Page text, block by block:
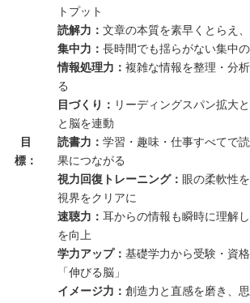
目
標：
トプット
読解力：文章の本質を素早くとらえ
集中力：長時間でも揺らがない集中
情報処理力：複雑な情報を整理・分
る
目づくり： リーディングスパン拡大
と脳を連動
読書力：学習・趣味・仕事すべてで
果につながる
視力回復トレーニング： 眼の柔軟性
視界をクリアに
速聴力：耳からの情報も瞬時に理解
を向上
学力アップ：基礎学力から受験・資
「伸びる脳」
イメージ力：創造力と直感を磨き、